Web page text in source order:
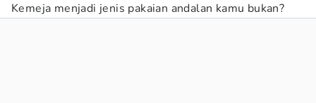
Kemeja menjadi jenis pakaian andalan kamu bukan?